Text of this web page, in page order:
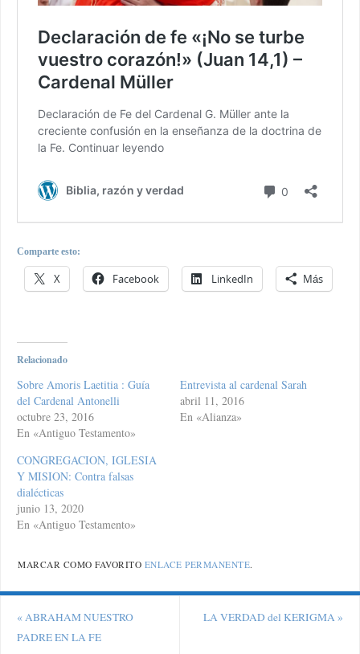
Comparte esto:
X Facebook LinkedIn Más
Relacionado
Sobre Amoris Laetitia : Guía
del Cardenal Antonelli
octubre 23, 2016
En «Antiguo Testamento»
Entrevista al cardenal Sarah
abril 11, 2016
En «Alianza»
CONGREGACION, IGLESIA
Y MISION: Contra falsas
dialécticas
junio 13, 2020
En «Antiguo Testamento»
MARCAR COMO FAVORITO ENLACE PERMANENTE.
« ABRAHAM NUESTRO
PADRE EN LA FE
LA VERDAD del KERIGMA»